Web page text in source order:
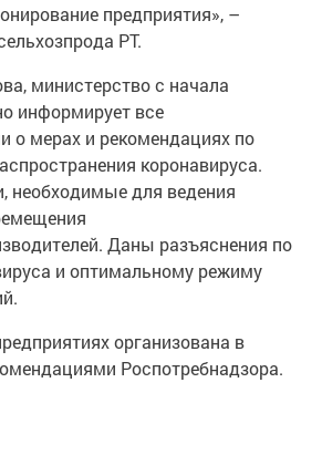
предприятия», –
РТ.
министерство с начала
информирует все
о мерах и рекомендациях по
коронавируса.
необходимые для ведения
Даны разъяснения по
и оптимальному режиму
организована в
Роспотребнадзора.